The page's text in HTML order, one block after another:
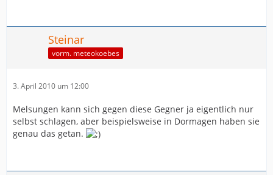
Steinar
vorm. meteokoebes
3. April 2010 um 12:00
Melsungen kann sich gegen diese Gegner ja eigentlich nur
selbst schlagen, aber beispielsweise in Dormagen haben sie
genau das getan.